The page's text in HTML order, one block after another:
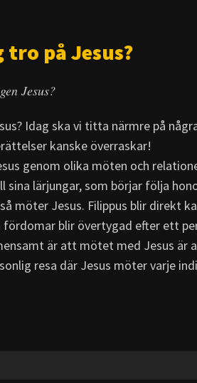
på Jesus?
Jesus?
Idag ska vi titta närmre på
kanske överraskar!
genom olika möten och
sina lärjungar, som börjar följa
möter Jesus. Filippus blir direkt
fördomar blir övertygad efter ett
är att mötet med Jesus är
resa där Jesus möter varje